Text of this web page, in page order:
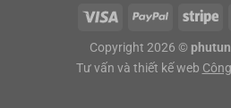
Copyright 2026 ©
Tư vấn và thiết kế web